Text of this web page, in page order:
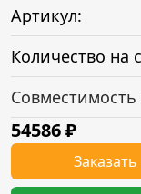
Артикул:
Количество на
54586₽
Заказать